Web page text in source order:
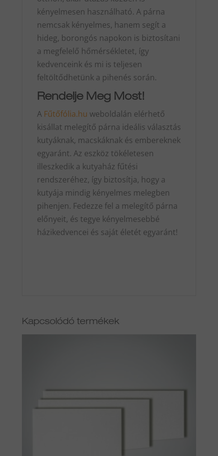
kényelmesen használható. A párna
nemcsak kényelmes, hanem segít a
hideg, borongós napokon is biztosítani
a megfelelő hőmérsékletet, így
kedvenceink és mi is teljesen
feltöltődhetünk a pihenés során.
Rendelje Meg Most!
A Fűtőfólia.hu weboldalán elérhető
kisállat melegítő párna ideális választás
kutyáknak, macskáknak és embereknek
egyaránt. Az eszköz tökéletesen
illeszkedik a kutyaház fűtési
rendszeréhez, így biztosítja, hogy a
kutyája mindig kényelmes melegben
pihenjen. Fedezze fel a melegítő párna
előnyeit, és tegye kényelmesebbé
házikedvencei és saját életét egyaránt!
Kapcsolódó termékek